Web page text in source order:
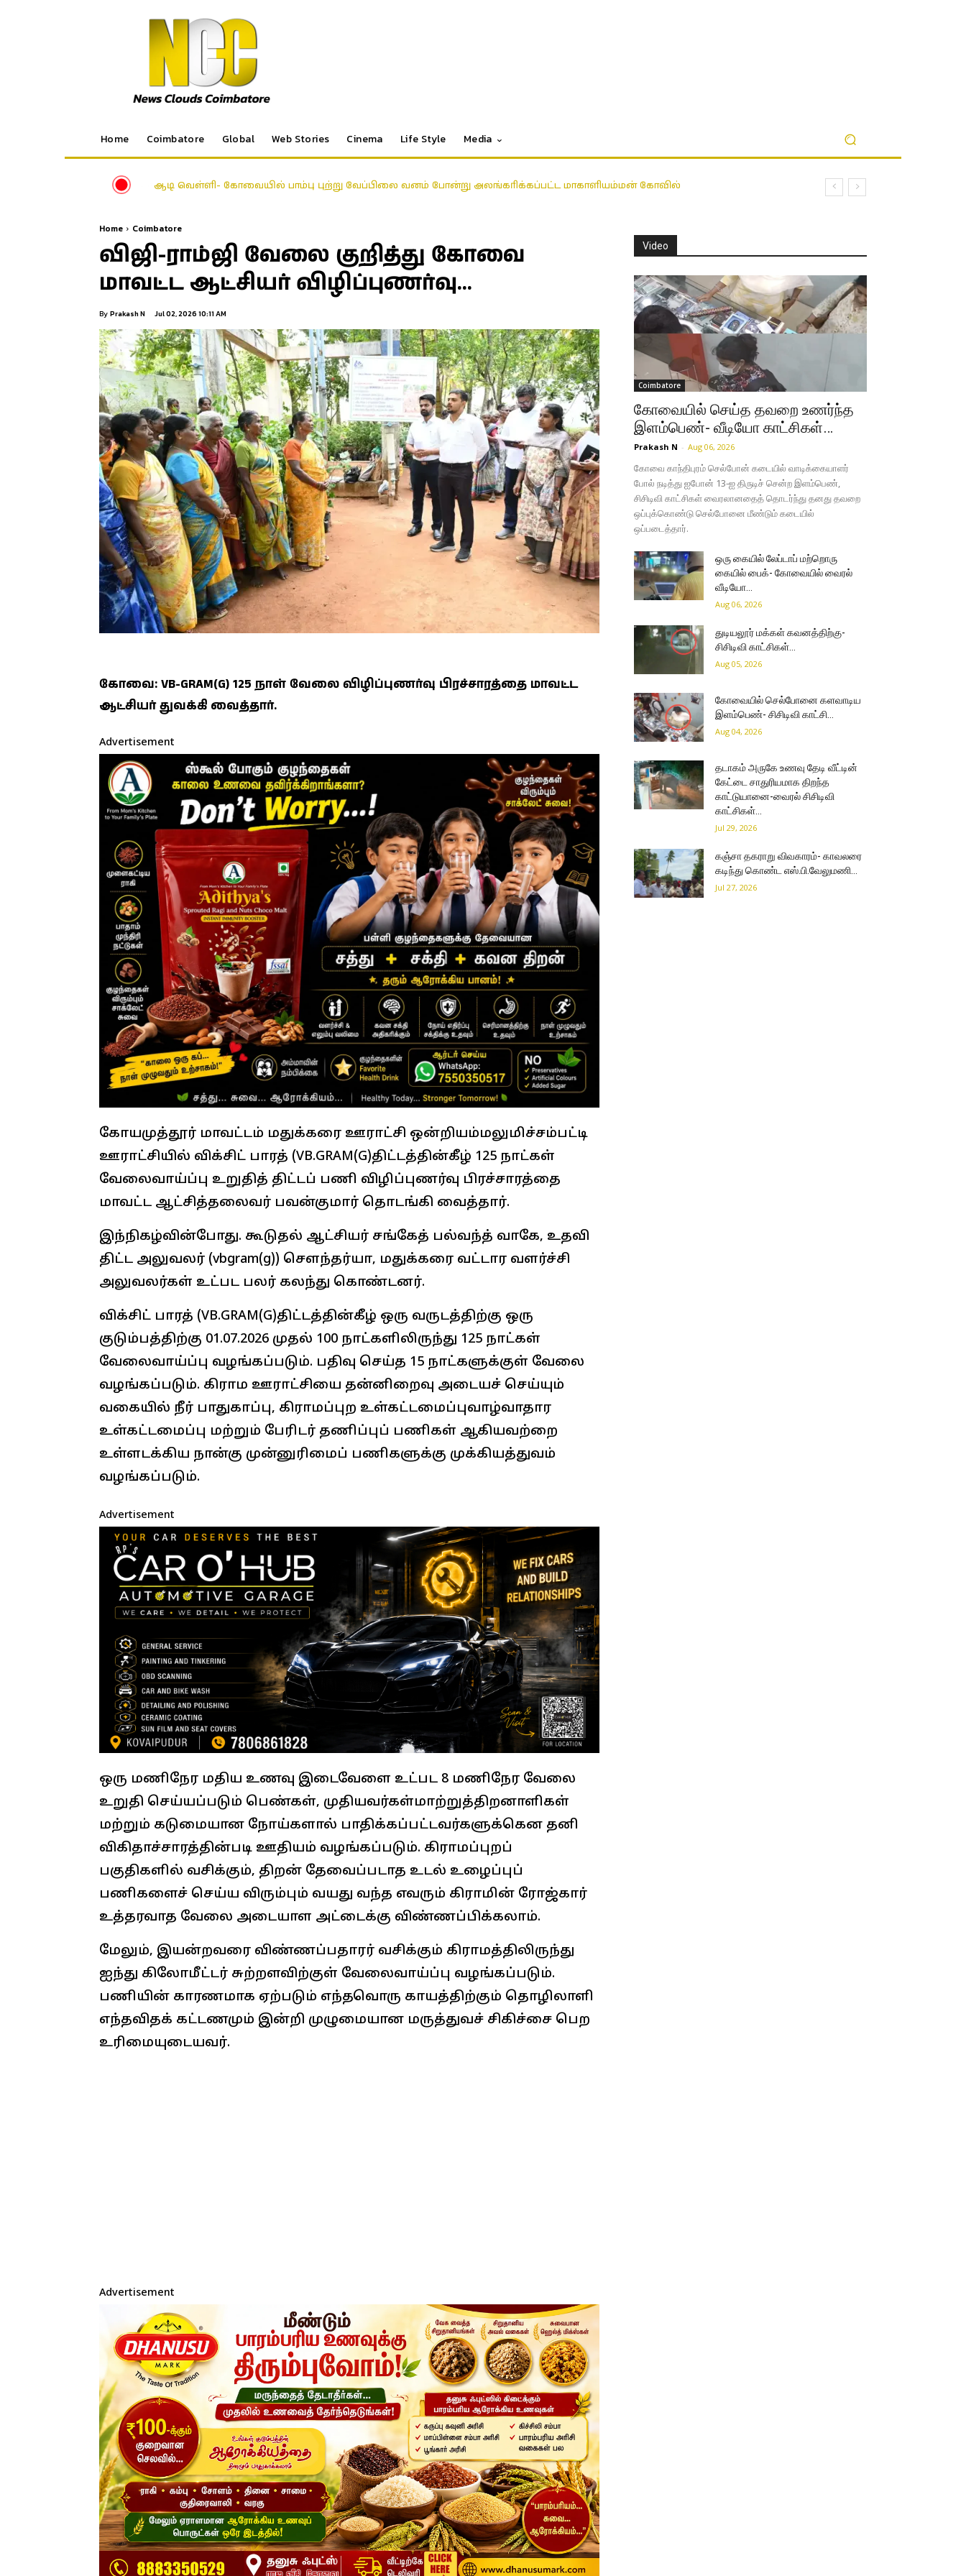
Home Coimbatore Global Web Stories Cinema Life Style Media
ஆடி வெள்ளி- கோவையில் பாம்பு புற்று வேப்பிலை வனம் போன்று அலங்கரிக்கப்பட்ட மாகாளியம்மன் கோவில்
Home Coimbatore
விஜி-ராம்ஜி வேலை குறித்து கோவை
மாவட்ட ஆட்சியர் விழிப்புணர்வு…
By Prakash N Jul 02, 2026 10:11 AM
கோவை: VB-GRAM(G) 125 நாள் வேலை விழிப்புணர்வு பிரச்சாரத்தை மாவட்ட
ஆட்சியர் துவக்கி வைத்தார்.
Advertisement
கோயமுத்தூர் மாவட்டம் மதுக்கரை ஊராட்சி ஒன்றியம்மலுமிச்சம்பட்டி
ஊராட்சியில் விக்சிட் பாரத் (VB.GRAM(G)திட்டத்தின்கீழ் 125 நாட்கள்
வேலைவாய்ப்பு உறுதித் திட்டப் பணி விழிப்புணர்வு பிரச்சாரத்தை
மாவட்ட ஆட்சித்தலைவர் பவன்குமார் தொடங்கி வைத்தார்.
இந்நிகழ்வின்போது. கூடுதல் ஆட்சியர் சங்கேத் பல்வந்த் வாகே, உதவி
திட்ட அலுவலர் (vbgram(g)) சௌந்தர்யா, மதுக்கரை வட்டார வளர்ச்சி
அலுவலர்கள் உட்பட பலர் கலந்து கொண்டனர்.
விக்சிட் பாரத் (VB.GRAM(G)திட்டத்தின்கீழ் ஒரு வருடத்திற்கு ஒரு
குடும்பத்திற்கு 01.07.2026 முதல் 100 நாட்களிலிருந்து 125 நாட்கள்
வேலைவாய்ப்பு வழங்கப்படும். பதிவு செய்த 15 நாட்களுக்குள் வேலை
வழங்கப்படும். கிராம ஊராட்சியை தன்னிறைவு அடையச் செய்யும்
வகையில் நீர் பாதுகாப்பு, கிராமப்புற உள்கட்டமைப்புவாழ்வாதார
உள்கட்டமைப்பு மற்றும் பேரிடர் தணிப்புப் பணிகள் ஆகியவற்றை
உள்ளடக்கிய நான்கு முன்னுரிமைப் பணிகளுக்கு முக்கியத்துவம்
வழங்கப்படும்.
Advertisement
ஒரு மணிநேர மதிய உணவு இடைவேளை உட்பட 8 மணிநேர வேலை
உறுதி செய்யப்படும் பெண்கள், முதியவர்கள்மாற்றுத்திறனாளிகள்
மற்றும் கடுமையான நோய்களால் பாதிக்கப்பட்டவர்களுக்கென தனி
விகிதாச்சாரத்தின்படி ஊதியம் வழங்கப்படும். கிராமப்புறப்
பகுதிகளில் வசிக்கும், திறன் தேவைப்படாத உடல் உழைப்புப்
பணிகளைச் செய்ய விரும்பும் வயது வந்த எவரும் கிராமின் ரோஜ்கார்
உத்தரவாத வேலை அடையாள அட்டைக்கு விண்ணப்பிக்கலாம்.
மேலும், இயன்றவரை விண்ணப்பதாரர் வசிக்கும் கிராமத்திலிருந்து
ஐந்து கிலோமீட்டர் சுற்றளவிற்குள் வேலைவாய்ப்பு வழங்கப்படும்.
பணியின் காரணமாக ஏற்படும் எந்தவொரு காயத்திற்கும் தொழிலாளி
எந்தவிதக் கட்டணமும் இன்றி முழுமையான மருத்துவச் சிகிச்சை பெற
உரிமையுடையவர்.
Advertisement
Video
Coimbatore
கோவையில் செய்த தவறை உணர்ந்த
இளம்பெண்- வீடியோ காட்சிகள்…
Prakash N - Aug 06, 2026
கோவை காந்திபுரம் செல்போன் கடையில் வாடிக்கையாளர்
போல் நடித்து ஐபோன் 13-ஐ திருடிச் சென்ற இளம்பெண்,
சிசிடிவி காட்சிகள் வைரலானதைத் தொடர்ந்து தனது தவறை
ஒப்புக்கொண்டு செல்போனை மீண்டும் கடையில்
ஒப்படைத்தார்.
ஒரு கையில் லேப்டாப் மற்றொரு
கையில் பைக்- கோவையில் வைரல்
வீடியோ…
Aug 06, 2026
துடியலூர் மக்கள் கவனத்திற்கு-
சிசிடிவி காட்சிகள்…
Aug 05, 2026
கோவையில் செல்போனை களவாடிய
இளம்பெண்- சிசிடிவி காட்சி…
Aug 04, 2026
தடாகம் அருகே உணவு தேடி வீட்டின்
கேட்டை சாதுரியமாக திறந்த
காட்டுயானை-வைரல் சிசிடிவி
காட்சிகள்…
Jul 29, 2026
கஞ்சா தகராறு விவகாரம்- காவலரை
கடிந்து கொண்ட எஸ்.பி.வேலுமணி…
Jul 27, 2026